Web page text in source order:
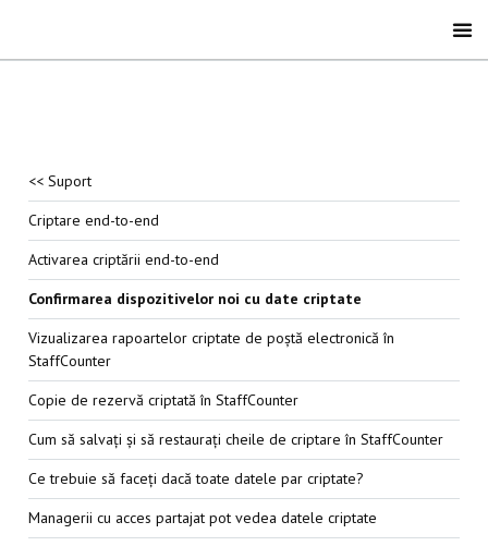
<< Suport
Criptare end-to-end
Activarea criptării end-to-end
Confirmarea dispozitivelor noi cu date criptate
Vizualizarea rapoartelor criptate de poștă electronică în
StaffCounter
Copie de rezervă criptată în StaffCounter
Cum să salvați și să restaurați cheile de criptare în StaffCounter
Ce trebuie să faceți dacă toate datele par criptate?
Managerii cu acces partajat pot vedea datele criptate